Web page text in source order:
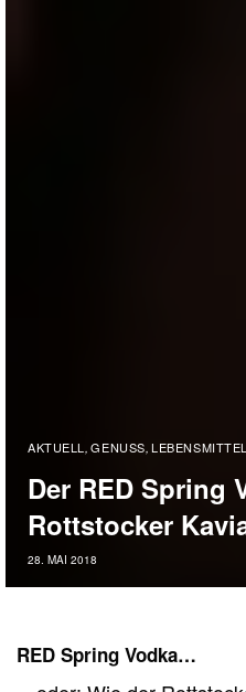
AKTUELL , GENUSS, LEBENSMITTEL
Der RED Spring
Rottstocker
28. MAI 2018
RED Spring Vodka…